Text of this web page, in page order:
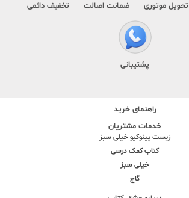
تحویل موتوری ضمانت اصالت تخفیف دائمی
پشتیبانی
راهنمای خرید
خدمات مشتریان
زیست پینوکیو خیلی سبز
کتاب کمک درسی
خیلی سبز
گاج